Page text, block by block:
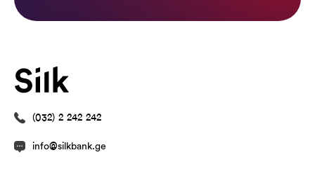
(032) 2 242 242
info@silkbank.ge